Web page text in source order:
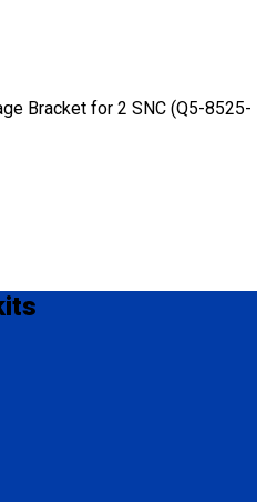
Bracket for 2 SNC (Q5-8525-